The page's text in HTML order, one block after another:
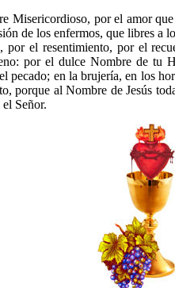
Misericordioso, por el amor
de los enfermos, que libres a
por el resentimiento, por el
por el dulce Nombre de tu
pecado; en la brujería, en los
porque al Nombre de Jesús
Señor.